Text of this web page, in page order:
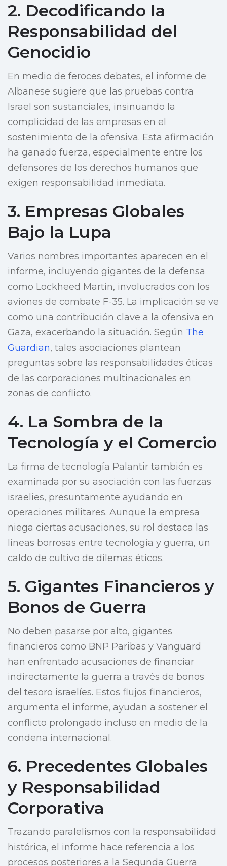
2. Decodificando la
Responsabilidad del
Genocidio
En medio de feroces debates, el informe de
Albanese sugiere que las pruebas contra
Israel son sustanciales, insinuando la
complicidad de las empresas en el
sostenimiento de la ofensiva. Esta afirmación
ha ganado fuerza, especialmente entre los
defensores de los derechos humanos que
exigen responsabilidad inmediata.
3. Empresas Globales
Bajo la Lupa
Varios nombres importantes aparecen en el
informe, incluyendo gigantes de la defensa
como Lockheed Martin, involucrados con los
aviones de combate F-35. La implicación se ve
como una contribución clave a la ofensiva en
Gaza, exacerbando la situación. Según The
Guardian, tales asociaciones plantean
preguntas sobre las responsabilidades éticas
de las corporaciones multinacionales en
zonas de conflicto.
4. La Sombra de la
Tecnología y el Comercio
La firma de tecnología Palantir también es
examinada por su asociación con las fuerzas
israelíes, presuntamente ayudando en
operaciones militares. Aunque la empresa
niega ciertas acusaciones, su rol destaca las
líneas borrosas entre tecnología y guerra, un
caldo de cultivo de dilemas éticos.
5. Gigantes Financieros y
Bonos de Guerra
No deben pasarse por alto, gigantes
financieros como BNP Paribas y Vanguard
han enfrentado acusaciones de financiar
indirectamente la guerra a través de bonos
del tesoro israelíes. Estos flujos financieros,
argumenta el informe, ayudan a sostener el
conflicto prolongado incluso en medio de la
condena internacional.
6. Precedentes Globales
y Responsabilidad
Corporativa
Trazando paralelismos con la responsabilidad
histórica, el informe hace referencia a los
procesos posteriores a la Segunda Guerra